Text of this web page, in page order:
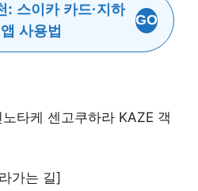
: 스이카 카드·지하
사용법
GO
가는 길]